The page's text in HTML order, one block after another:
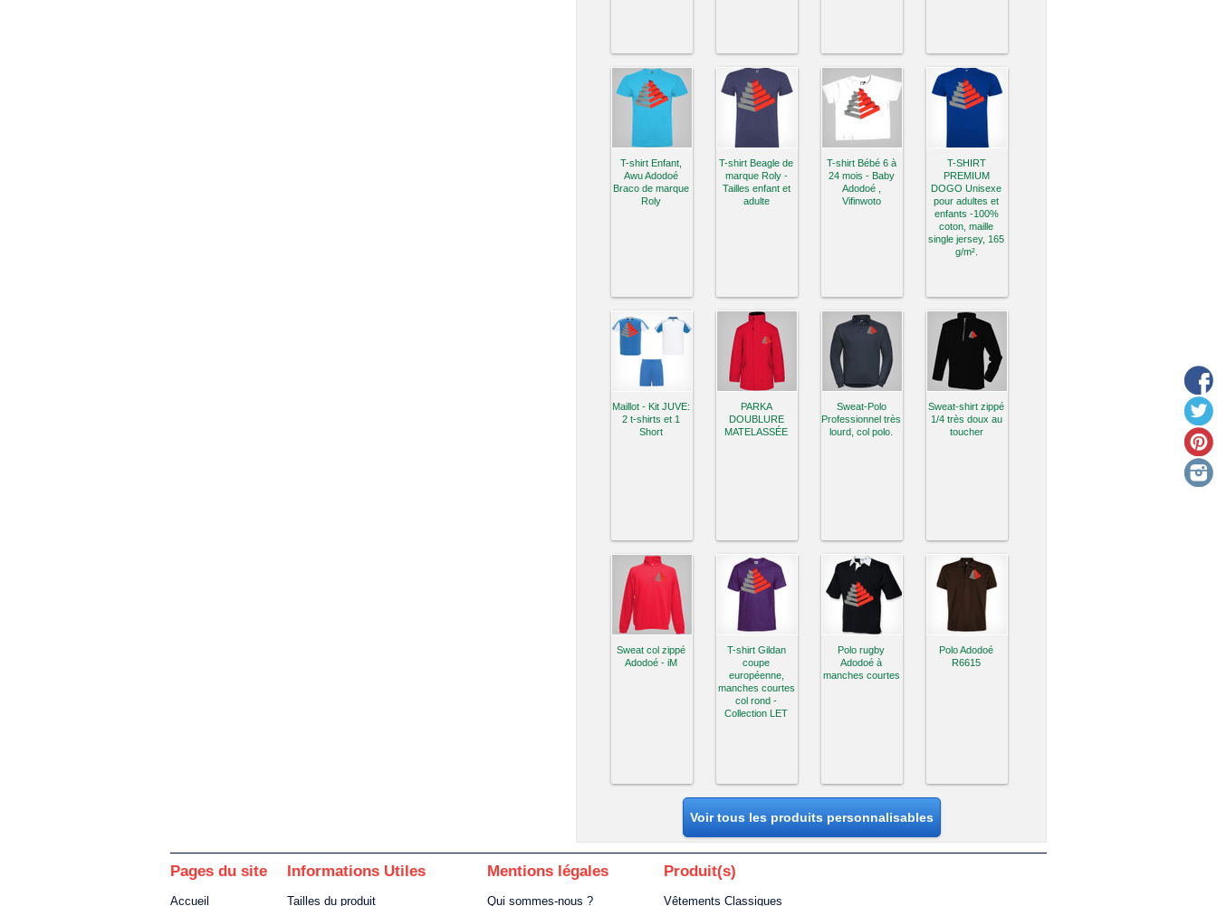
T-shirt Enfant,
Awu Adodoé
Braco de marque
Roly
T-shirt Beagle de
marque Roly -
Tailles enfant et
adulte
T-shirt Bébé 6 à
24 mois - Baby
Adodoé ,
Vifinwoto
T-SHIRT
PREMIUM
DOGO Unisexe
pour adultes et
enfants -100%
coton, maille
single jersey, 165
g/m².
Maillot - Kit JUVE:
2 t-shirts et 1
Short
PARKA
DOUBLURE
MATELASSÉE
Sweat-Polo
Professionnel très
lourd, col polo.
Sweat-shirt zippé
1/4 très doux au
toucher
Sweat col zippé
Adodoé - iM
T-shirt Gildan
coupe
européenne,
manches courtes
col rond -
Collection LET
Polo rugby
Adodoé à
manches courtes
Polo Adodoé
R6615
Voir tous les produits personnalisables
Pages du site
Accueil
Informations Utiles
Tailles du produit
Mentions légales
Qui sommes-nous ?
Produit(s)
Vêtements Classiques